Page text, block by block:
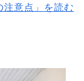
注意点」を読む